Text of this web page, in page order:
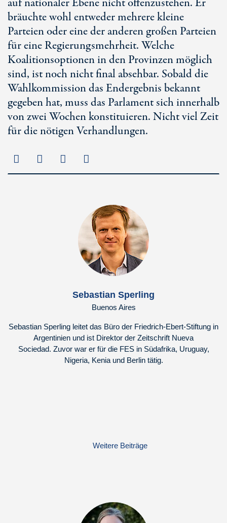
bräuchte wohl entweder mehrere kleine
Parteien oder eine der anderen großen Parteien
für eine Regierungsmehrheit. Welche
Koalitionsoptionen in den Provinzen möglich
sind, ist noch nicht final absehbar. Sobald die
Wahlkommission das Endergebnis bekannt
gegeben hat, muss das Parlament sich innerhalb
von zwei Wochen konstituieren. Nicht viel Zeit
für die nötigen Verhandlungen.
Sebastian Sperling
Buenos Aires
Sebastian Sperling leitet das Büro der Friedrich-Ebert-Stiftung in
Argentinien und ist Direktor der Zeitschrift Nueva
Sociedad. Zuvor war er für die FES in Südafrika, Uruguay,
Nigeria, Kenia und Berlin tätig.
Weitere Beiträge